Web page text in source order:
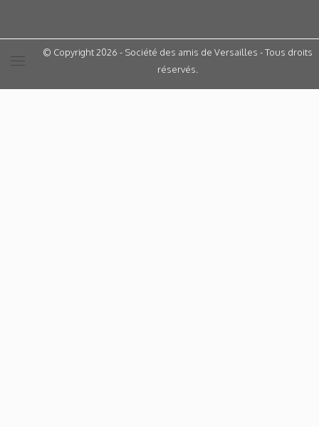
© Copyright 2026 - Société des amis de Versailles - Tous droits
réservés.